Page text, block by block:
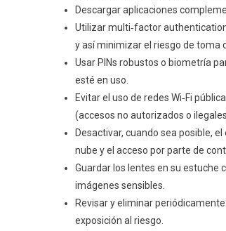
Descargar aplicaciones
Utilizar multi‑factor
y así minimizar el riesgo de toma
Usar PINs robustos o biometría
esté en uso.
Evitar el uso de redes Wi‑Fi
(accesos no autorizados o
Desactivar, cuando sea posible,
nube y el acceso por parte de
Guardar los lentes en su estuche
imágenes sensibles.
Revisar y eliminar
exposición al riesgo.